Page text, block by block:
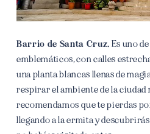
Barrio de Santa Cruz. Es uno
emblemáticos, con calles
una planta blancas llenas de
respirar el ambiente de la ciudad
recomendamos que te pierdas
llegando a la ermita y